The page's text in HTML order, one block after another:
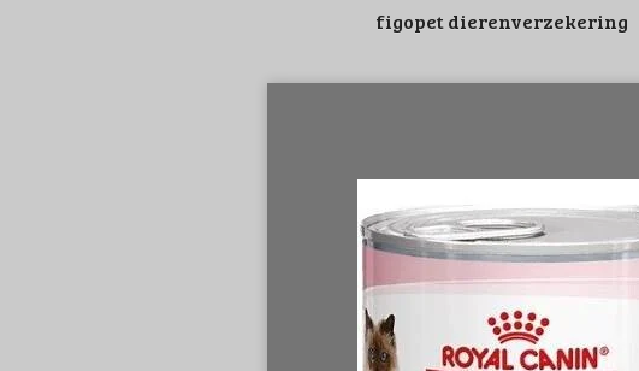
figopet dierenverzekering